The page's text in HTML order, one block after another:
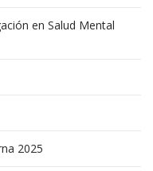
en Salud Mental
2025